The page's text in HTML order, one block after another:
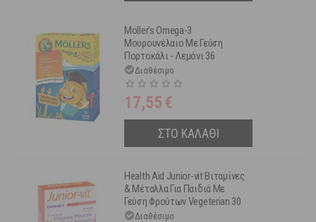
Moller's Omega-3
Μουρουνέλαιο Με Γεύση
Πορτοκάλι - Λεμόνι 36
Ζελεδάκια Ψαράκια
Διαθέσιμο
17,55 €
ΣΤΟ ΚΑΛΑΘΙ
Health Aid Junior-vit Βιταμίνες
& Μέταλλα Για Παιδιά Με
Γεύση Φρούτων Vegeterian 30
Μασώμενες Ταμπλέτες
Διαθέσιμο